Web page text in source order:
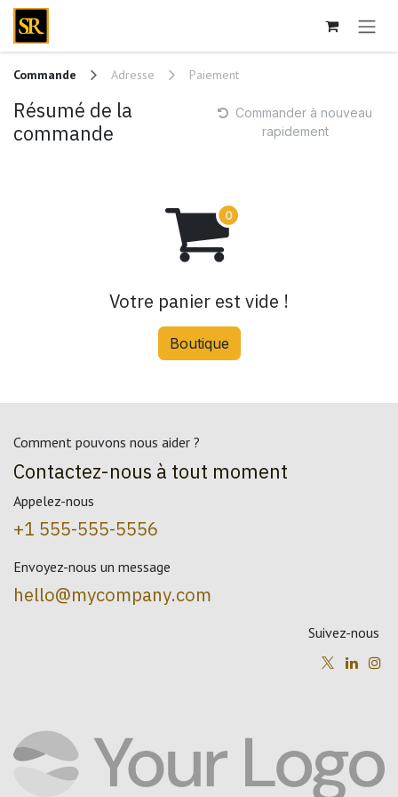
Se rendre au contenu
Commande Adresse Paiement
Résumé de la
commande
Commander à nouveau
rapidement
Votre panier est vide !
Boutique
Comment pouvons nous aider ?
Contactez-nous à tout moment
Appelez-nous
+1 555-555-5556
Envoyez-nous un message
hello@mycompany.com
Suivez-nous